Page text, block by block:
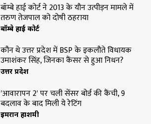
बॉम्बे हाई कोर्ट ने 2013 के यौन उत्पीड़न मामले में
तरुण तेजपाल को दोषी ठहराया
बॉम्बे हाई कोर्ट
कौन थे उत्तर प्रदेश में BSP के इकलौते विधायक
उमाशंकर सिंह, जिनका कैंसर से हुआ निधन?
उत्तर प्रदेश
'आवारापन 2' पर चली सेंसर बोर्ड की कैंची, 9
बदलाव के बाद मिली ये रेटिंग
इमरान हाशमी